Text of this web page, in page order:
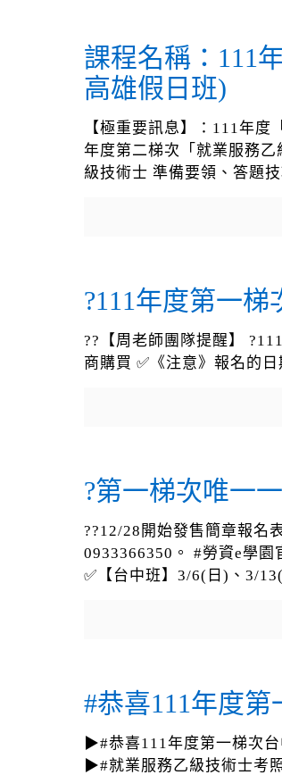
課程名稱：111
高雄假日班)
【極重要訊息】：111年
年度第二梯次「就業服務
級技術士 準備要領、答題
?111年度第一
??【周老師團隊提醒】
商購買 ✅《注意》報名的
?第一梯次唯一
??12/28開始發售簡章報名
0933366350。 #勞資e學
✅【台中班】3/6(日)、3/
#恭喜111年度
▶#恭喜111年度第一梯次
▶#就業服務乙級技術士考